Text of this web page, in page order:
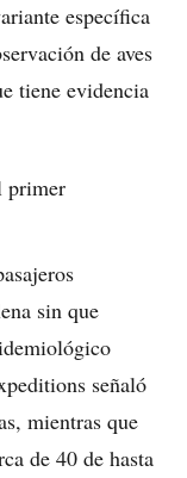
específica
de aves
tiene evidencia
primer
sin que
señaló
mientras que
de 40 de hasta